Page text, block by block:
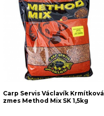
Carp Servis Václavík Krmítková
zmes Method Mix SK 1,5kg